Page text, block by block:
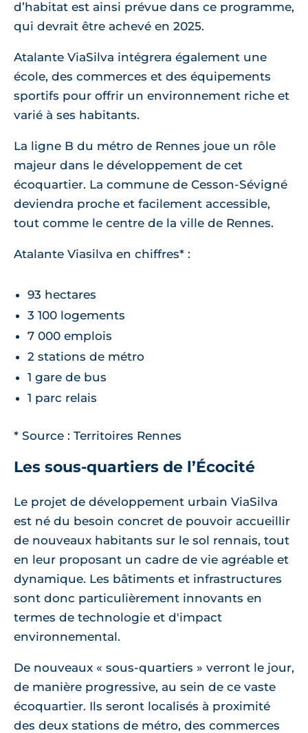
d’habitat est ainsi prévue dans ce programme,
qui devrait être achevé en 2025.
Atalante ViaSilva intégrera également une
école, des commerces et des équipements
sportifs pour offrir un environnement riche et
varié à ses habitants.
La ligne B du métro de Rennes joue un rôle
majeur dans le développement de cet
écoquartier. La commune de Cesson-Sévigné
deviendra proche et facilement accessible,
tout comme le centre de la ville de Rennes.
Atalante Viasilva en chiffres* :
93 hectares
3 100 logements
7 000 emplois
2 stations de métro
1 gare de bus
1 parc relais
* Source : Territoires Rennes
Les sous-quartiers de l’Écocité
Le projet de développement urbain ViaSilva
est né du besoin concret de pouvoir accueillir
de nouveaux habitants sur le sol rennais, tout
en leur proposant un cadre de vie agréable et
dynamique. Les bâtiments et infrastructures
sont donc particulièrement innovants en
termes de technologie et d'impact
environnemental.
De nouveaux « sous-quartiers » verront le jour,
de manière progressive, au sein de ce vaste
écoquartier. Ils seront localisés à proximité
des deux stations de métro, des commerces